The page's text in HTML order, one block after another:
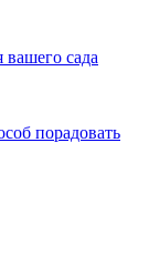
сада
порадовать